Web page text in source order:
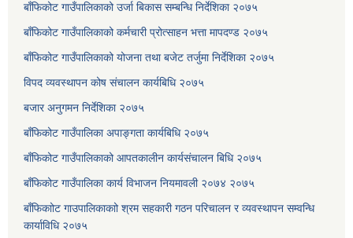
बाँफिकोट गाउँपालिकाको उर्जा बिकास सम्बन्धि निर्देशिका २०७५
बाँफिकोट गाउँपालिकाको कर्मचारी प्रोत्साहन भत्ता मापदण्ड २०७५
बाँफिकोट गाउँपालिकाको योजना तथा बजेट तर्जुमा निर्देशिका २०७५
विपद व्यवस्थापन कोष संचालन कार्यबिधि २०७५
बजार अनुगमन निर्देशिका २०७५
बाँफिकोट गाउँपालिका अपाङ्गता कार्यबिधि २०७५
बाँफिकोट गाउँपालिकाको आपतकालीन कार्यसंचालन बिधि २०७५
बाँफिकोट गाउँपालिका कार्य विभाजन नियमावली २०७४ २०७५
बाँफिकाोट गाउपालिकाकाो श्रम सहकारी गठन परिचालन र व्यवस्थापन सम्वन्धि
कार्याविधि २०७५